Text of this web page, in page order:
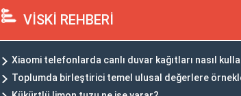
VİSKİ REHBERİ
Xiaomi telefonlarda canlı duvar kağıtları nasıl
Toplumda birleştirici temel ulusal değerlere